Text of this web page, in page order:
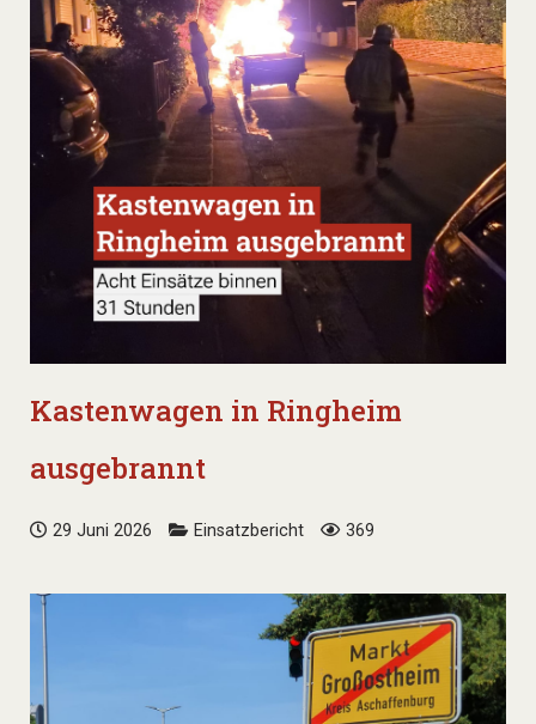
Kastenwagen in Ringheim
ausgebrannt
29 Juni 2026 Einsatzbericht 369